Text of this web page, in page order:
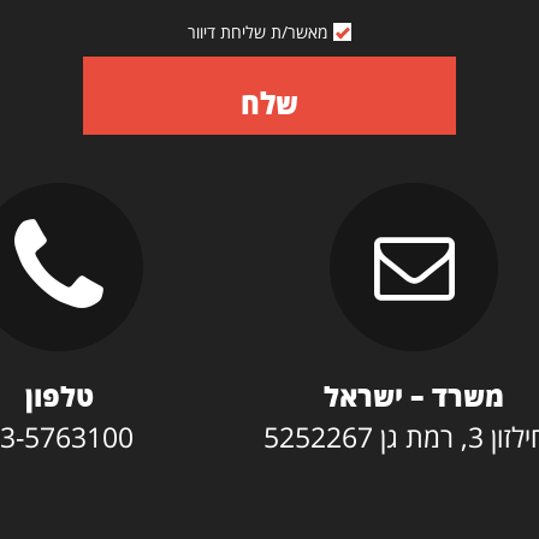
מאשר/ת שליחת דיוור
שלח
משרד – ישראל
גן 5252267
טלפון
5763100